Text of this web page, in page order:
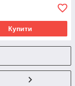
Купити